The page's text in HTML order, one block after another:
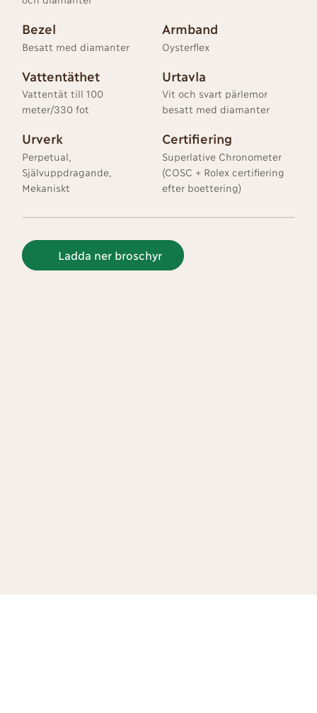
Bezel
Besatt med diamanter
Armband
Oysterflex
Vattentäthet
Vattentät till 100
meter/330 fot
Urtavla
Vit och svart pärlemor
besatt med diamanter
Urverk
Perpetual,
Självuppdragande,
Mekaniskt
Certifiering
Superlative Chronometer
(COSC + Rolex certifiering
efter boettering)
Ladda ner broschyr